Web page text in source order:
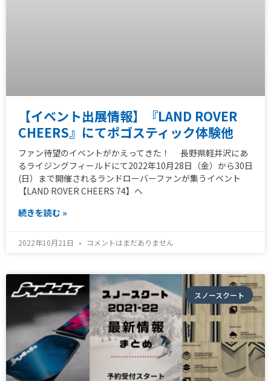
【イベント出展情報】『LAND ROVER
CHEERS』にてポゴスティック体験他
ファン待望のイベントがかえってきた！ 長野県軽井沢にあ
るライジングフィールドにて2022年10月28日（金）から30日
(日）まで開催されるランドローバーファンが集うイベント
【LAND ROVER CHEERS 74】へ
続きを読む »
2022年10月21日 コメントはまだありません
スノースクート